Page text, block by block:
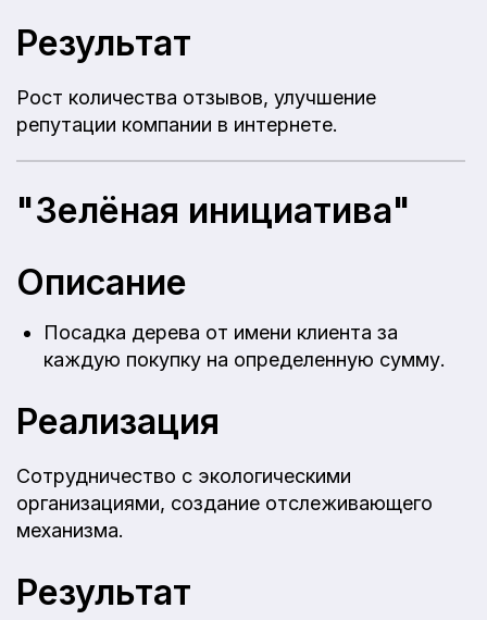
Результат
Рост количества отзывов, улучшение
репутации компании в интернете.
"Зелёная инициатива"
Описание
Посадка дерева от имени клиента за
каждую покупку на определенную сумму.
Реализация
Сотрудничество с экологическими
организациями, создание отслеживающего
механизма.
Результат